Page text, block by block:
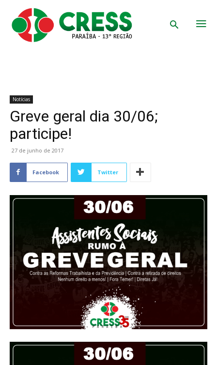
Notícias
Greve geral dia 30/06;
participe!
27 de junho de 2017
Facebook Twitter